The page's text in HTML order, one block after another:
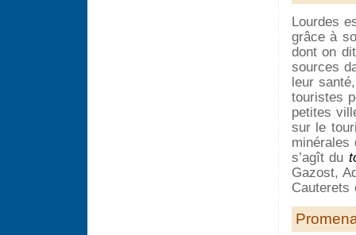
Lourdes
grâce à
dont on
sources
leur
touristes
petites
sur le
minérales
s’agît du
Gazost,
Cauterets